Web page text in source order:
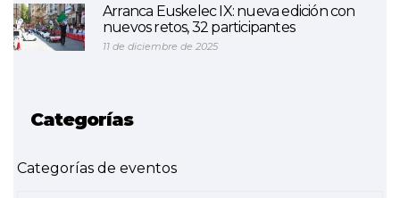
Arranca Euskelec IX: nueva edición con
nuevos retos, 32 participantes
11 de diciembre de 2025
Categorías
Categorías de eventos